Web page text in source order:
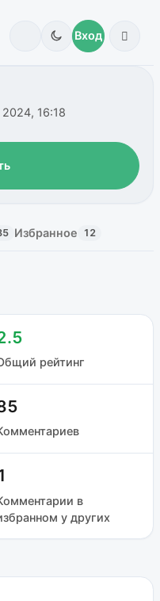
Вход
16:18
Избранное 12
рейтинг
в
у других